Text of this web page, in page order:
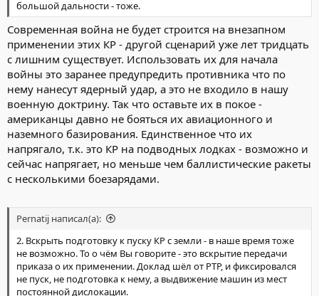
большой дальности - тоже.
Современная война не будет строится на внезапном
применении этих КР - другой сценарий уже лет тридцать
с лишним существует. Использовать их для начала
войны это заранее предупредить противника что по
нему нанесут ядерный удар, а это не входило в нашу
военную доктрину. Так что оставьте их в покое -
американцы давно не бояться их авиационного и
наземного базирования. Единственное что их
напрягало, т.к. это КР на подводных лодках - возможно и
сейчас напрягает, но меньше чем баллистические ракеты
с несколькими боезарядами.
Pernatij написал(а):
2. Вскрыть подготовку к пуску КР с земли - в наше время тоже
не возможно. То о чём Вы говорите - это вскрытие передачи
приказа о их применении. Доклад шёл от РТР, и фиксировался
не пуск, не подготовка к нему, а выдвижение машин из мест
постоянной дислокации.